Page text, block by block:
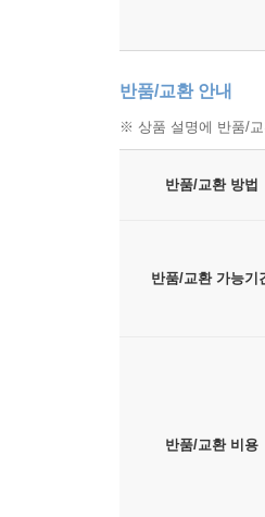
반품/교환 안내
※ 상품 설명에 반품/
반품/교환 방법
반품/교환 가능기
반품/교환 비용